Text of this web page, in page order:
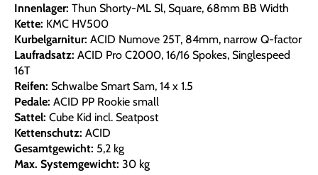
Innenlager: Thun Shorty-ML Sl, Square, 68mm BB Width
Kette: KMC HV500
Kurbelgarnitur: ACID Numove 25T, 84mm, narrow Q-factor
Laufradsatz: ACID Pro C2000, 16/16 Spokes, Singlespeed
16T
Reifen: Schwalbe Smart Sam, 14 x 1.5
Pedale: ACID PP Rookie small
Sattel: Cube Kid incl. Seatpost
Kettenschutz: ACID
Gesamtgewicht: 5,2 kg
Max. Systemgewicht: 30 kg